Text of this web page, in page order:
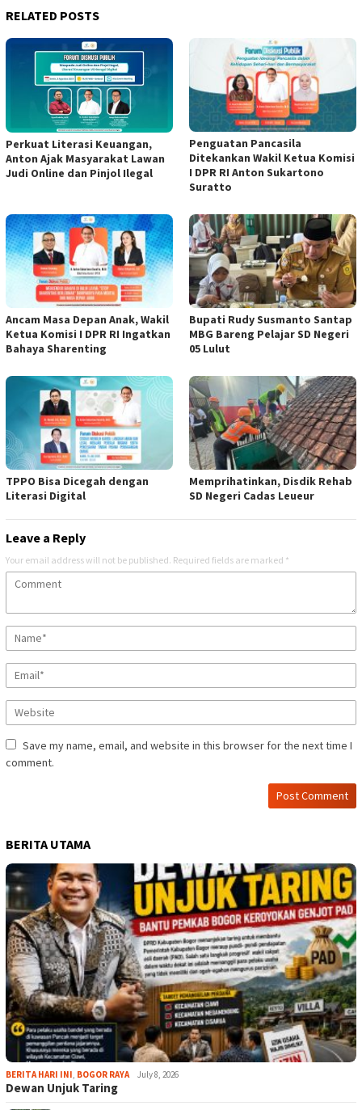
RELATED POSTS
Perkuat Literasi Keuangan,
Anton Ajak Masyarakat Lawan
Judi Online dan Pinjol Ilegal
Penguatan Pancasila
Ditekankan Wakil Ketua Komisi
I DPR RI Anton Sukartono
Suratto
Ancam Masa Depan Anak, Wakil
Ketua Komisi I DPR RI Ingatkan
Bahaya Sharenting
Bupati Rudy Susmanto Santap
MBG Bareng Pelajar SD Negeri
05 Lulut
TPPO Bisa Dicegah dengan
Literasi Digital
Memprihatinkan, Disdik Rehab
SD Negeri Cadas Leueur
Leave a Reply
Your email address will not be published. Required fields are marked *
Save my name, email, and website in this browser for the next time I
comment.
BERITA UTAMA
BERITA HARI INI, BOGOR RAYA July 8, 2026
Dewan Unjuk Taring